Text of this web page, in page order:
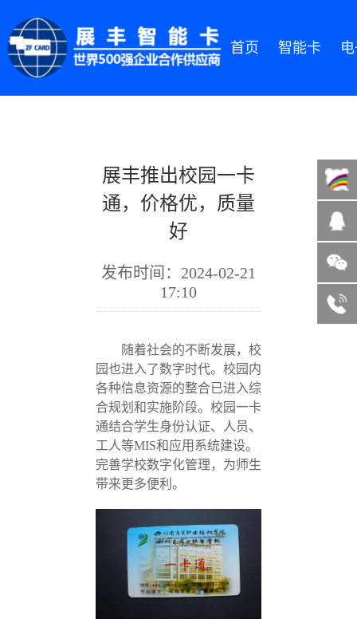
首页 智能卡
展丰推出校园一卡
通，价格优，质量
好
发布时间：2024-02-21
17:10
随着社会的不断发展，校
园也进入了数字时代。校园内
各种信息资源的整合已进入综
合规划和实施阶段。校园一卡
通结合学生身份认证、人员、
工人等MIS和应用系统建设。
完善学校数字化管理，为师生
带来更多便利。
微信咨询
13822185004
客服热线